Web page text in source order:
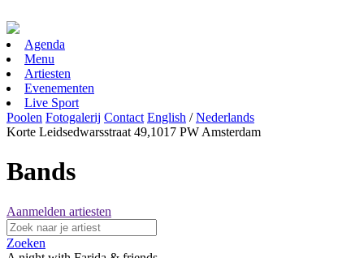
Agenda
Menu
Artiesten
Evenementen
Live Sport
Poolen Fotogalerij Contact English /Nederlands
Korte Leidsedwarsstraat 49,1017 PW Amsterdam
Bands
Aanmelden artiesten
Zoeken